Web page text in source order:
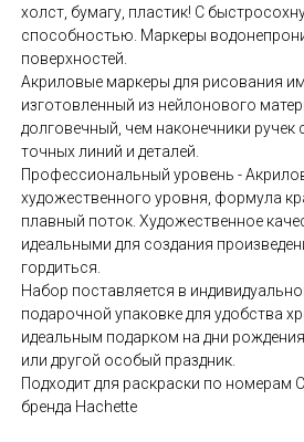
холст, бумагу, пластик! С
способностью. Маркеры
поверхностей.
Акриловые маркеры для рисования
изготовленный из нейлонового
долговечный, чем наконечники
точных линий и деталей.
Профессиональный уровень -
художественного уровня, формула
плавный поток. Художественное
идеальными для создания
гордиться.
Набор поставляется в
подарочной упаковке для удобства
идеальным подарком на дни
или другой особый праздник.
Подходит для раскраски по номерам
бренда Насhеttе